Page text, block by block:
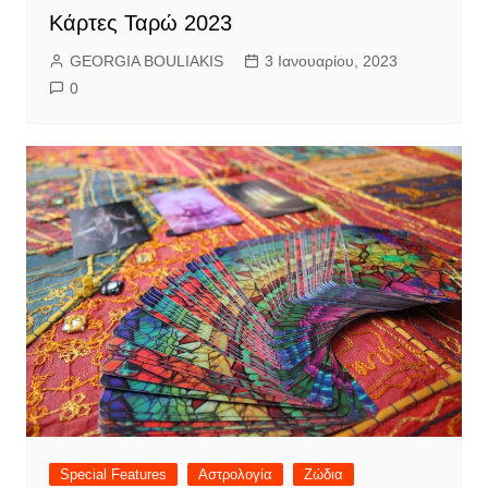
Κάρτες Ταρώ 2023
GEORGIA BOULIAKIS
3 Ιανουαρίου, 2023
0
Special Features Αστρολογία Ζώδια